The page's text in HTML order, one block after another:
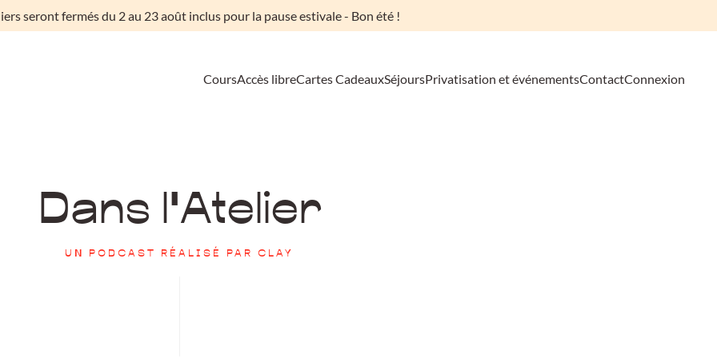
seront fermés du 2 au 23 août inclus pour la pause estivale - Bon été !
CoursAccès libreCartes CadeauxSéjoursPrivatisation et événementsContactConnexion
Dans l'Atelier
UN PODCAST RÉALISÉ PAR CLAY